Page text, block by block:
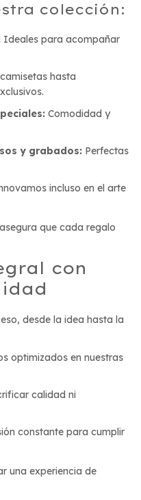
colección:
Ideales para acompañar
hasta
Comodidad y
y grabados: Perfectas
incluso en el arte
que cada regalo
con
desde la idea hasta la
optimizados en nuestras
calidad ni
constante para cumplir
una experiencia de